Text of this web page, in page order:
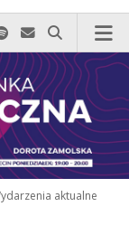
zadzwoń
u
na Xnas na Instagram-ie
nas na TikTok-u
Szukaj nas na Spotify
Wyślij do nas
Szukaj
aktualne